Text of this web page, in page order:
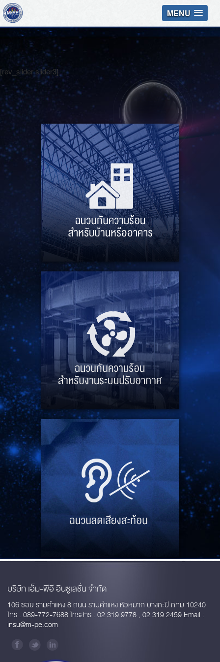
MENU
[rev_slider slider3]
บริษัท เอ็ม-พีอี อินซูเลชั่น จำกัด
106 ซอย รามคำแหง 8 ถนน รามคำแหง หัวหมาก บางกะปิ กทม 10240
โทร : 089-772-7688 โทรสาร : 02 319 9778 , 02 319 2459 Email :
insu@m-pe.com